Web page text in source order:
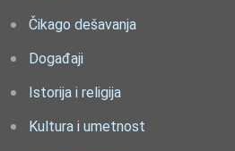
Čikago dešavanja
Događaji
Istorija i religija
Kultura i umetnost